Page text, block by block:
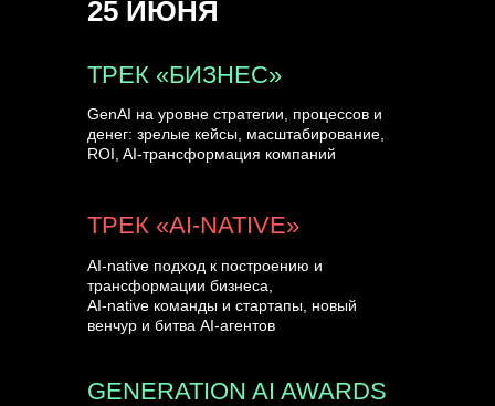
ТРЕК «БИЗНЕС»
GENERATION AI AWARDS
GenAI на уровне стратегии, процессов и
денег: зрелые кейсы, масштабирование,
ROI, AI-трансформация компаний
AI-native подход к построению и
трансформации бизнеса,
AI-native команды и стартапы, новый
венчур и битва AI-агентов
ТРЕК «AI-NATIVE»
25 ИЮНЯ
УЗНАТЬ БОЛЬШЕ